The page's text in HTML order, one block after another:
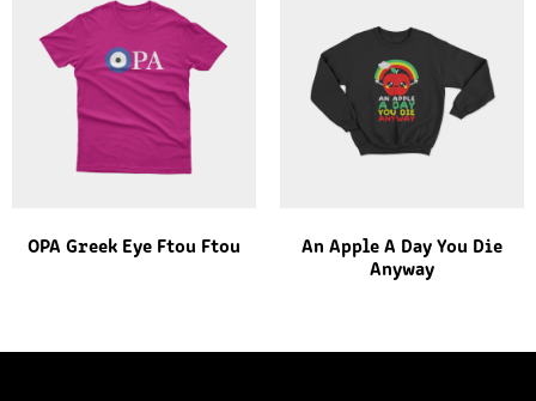
OPA Greek Eye Ftou Ftou
An Apple A Day You Die
Anyway